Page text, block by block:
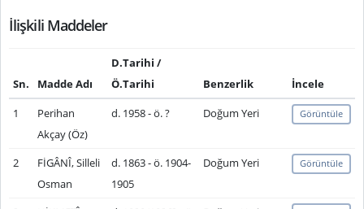
İlişkili Maddeler
Sn. Madde Adı
D.Tarihi /
Ö.Tarihi
Benzerlik
İncele
1
Perihan
Akçay (Öz)
d. 1958 - ö. ? Doğum Yeri Görüntüle
2
FİGÂNÎ, Silleli
Osman
d. 1863 - ö. 1904-
1905
Doğum Yeri Görüntüle